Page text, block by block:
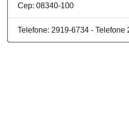
Cep: 08340-100
Telefone: 2919-6734 - Telefone